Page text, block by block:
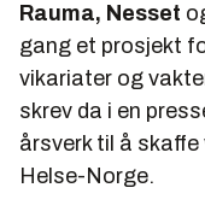
Rauma, Nesset
gang et prosjekt
vikariater og
skrev da i en
årsverk til å
Helse-Norge.